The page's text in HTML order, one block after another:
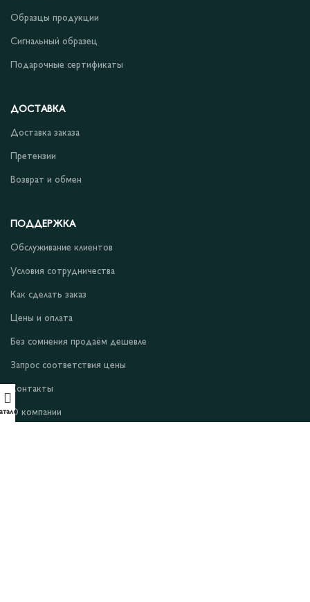
Образцы продукции
Сигнальный образец
Подарочные сертификаты
ДОСТАВКА
Доставка заказа
Претензии
Возврат и обмен
ПОДДЕРЖКА
Обслуживание клиентов
Условия сотрудничества
Как сделать заказ
Цены и оплата
Без сомнения продаём дешевле
Запрос соответствия цены
Контакты
О компании